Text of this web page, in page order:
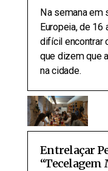
Na semana em
Europeia, de
difícil encontrar
que dizem que
na cidade.
Entrelaçar
“Tecelagem